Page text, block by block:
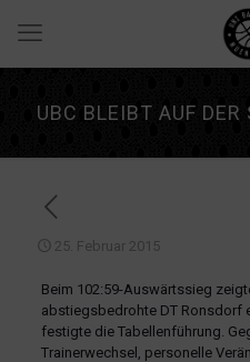
UBC BLEIBT AUF DER
25. Februar 2015
Beim 102:59-Auswärtssieg
abstiegsbedrohte DT Ronsdorf
festigte die Tabellenführung.
Trainerwechsel, personelle